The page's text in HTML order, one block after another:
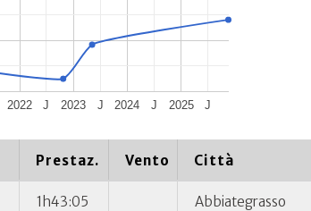
2022 2023 2024 2025
J J J J
Prestaz. Vento Città
1h43:05 Abbiategrasso